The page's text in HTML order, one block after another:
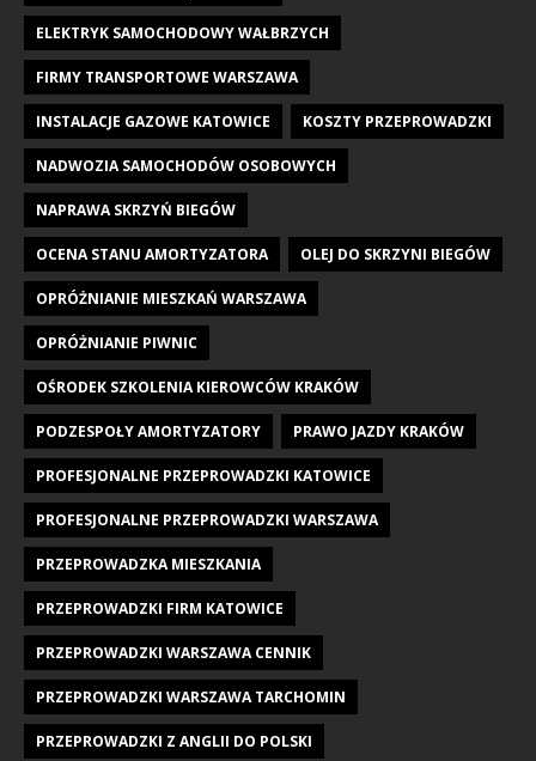
ELEKTRYK SAMOCHODOWY WAŁBRZYCH
FIRMY TRANSPORTOWE WARSZAWA
INSTALACJE GAZOWE KATOWICE KOSZTY PRZEPROWADZKI
NADWOZIA SAMOCHODÓW OSOBOWYCH
NAPRAWA SKRZYŃ BIEGÓW
OCENA STANU AMORTYZATORA OLEJ DO SKRZYNI BIEGÓW
OPRÓŻNIANIE MIESZKAŃ WARSZAWA
OPRÓŻNIANIE PIWNIC
OŚRODEK SZKOLENIA KIEROWCÓW KRAKÓW
PODZESPOŁY AMORTYZATORY PRAWO JAZDY KRAKÓW
PROFESJONALNE PRZEPROWADZKI KATOWICE
PROFESJONALNE PRZEPROWADZKI WARSZAWA
PRZEPROWADZKA MIESZKANIA
PRZEPROWADZKI FIRM KATOWICE
PRZEPROWADZKI WARSZAWA CENNIK
PRZEPROWADZKI WARSZAWA TARCHOMIN
PRZEPROWADZKI Z ANGLII DO POLSKI